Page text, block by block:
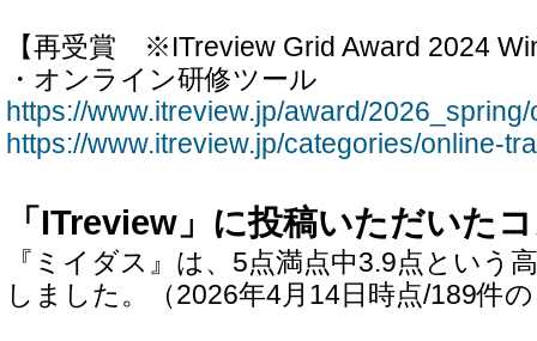
【再受賞 ※ITreview Grid Award 2024
・オンライン研修ツール
https://www.itreview.jp/award/
https://www.itreview.jp/categories/online-
「ITreview」に投稿いただいた
『ミイダス』は、5点満点中3.9点という
しました。（2026年4月14日時点/189件